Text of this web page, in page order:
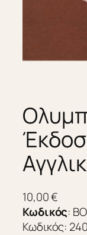
10,00€
Κωδικός:
Κωδικός: